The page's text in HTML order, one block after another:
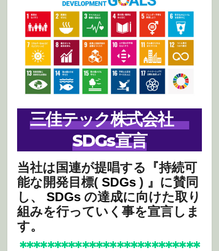
三佳テック株式会社
SDGs宣言
当社は国連が提唱する『持続可
能な開発目標( SDGs ) 』に賛同
し、
SDGs の達成に向けた取り
組みを行っていく事を宣言しま
す。